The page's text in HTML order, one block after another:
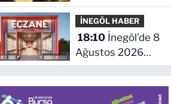
üstyapı yatırımı
İNEGÖL HABER
18:10
Ağustos 2026
Cumartesi Nöbetçi